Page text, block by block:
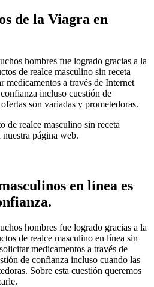
de la Viagra en
hombres fue logrado gracias a la
de realce masculino sin receta
medicamentos a través de Internet
incluso cuestión de
son variadas y prometedoras.
de realce masculino sin receta
página web.
en línea es
hombres fue logrado gracias a la
de realce masculino en línea sin
medicamentos a través de
de confianza incluso cuando las
Sobre esta cuestión queremos